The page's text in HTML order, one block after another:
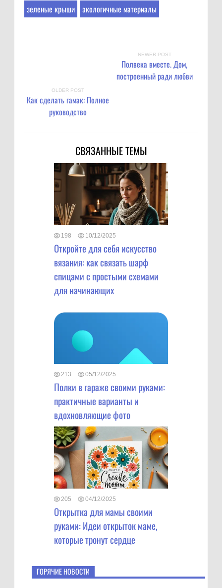
зеленые крыши
экологичные материалы
NEWER POST
Полвека вместе. Дом,
построенный ради любви
OLDER POST
Как сделать гамак: Полное
руководство
СВЯЗАННЫЕ ТЕМЫ
198 10/12/2025
Откройте для себя искусство
вязания: как связать шарф
спицами с простыми схемами
для начинающих
213 05/12/2025
Полки в гараже своими руками:
практичные варианты и
вдохновляющие фото
205 04/12/2025
Открытка для мамы своими
руками: Идеи открыток маме,
которые тронут сердце
ГОРЯЧИЕ НОВОСТИ